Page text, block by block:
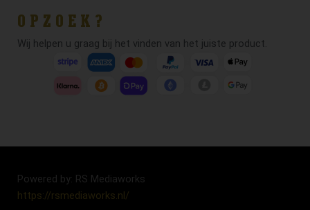
OPZOEK?
Wij helpen u graag bij het vinden van het juiste product.
Powered by: RS Mediaworks
https://rsmediaworks.nl/